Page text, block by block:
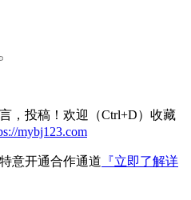
，投稿！欢迎（Ctrl+D）收藏
mybj123.com
意开通合作通道 『立即了解详